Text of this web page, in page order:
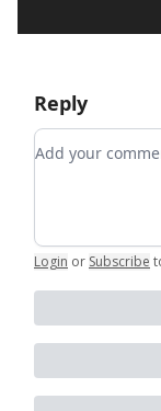
Reply
Add your
Login or Subscribe